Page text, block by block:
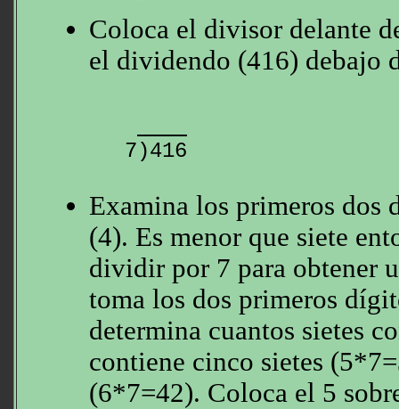
Coloca el divisor delante
el dividendo (416) debajo
Examina los primeros dos
(4). Es menor que siete
dividir por 7 para obtener
toma los dos primeros
determina cuantos sietes
contiene cinco sietes
(6*7=42). Coloca el 5